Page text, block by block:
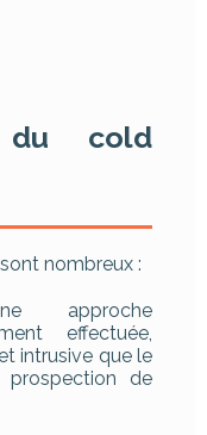
du cold
nombreux :
approche
effectuée,
intrusive que le
de